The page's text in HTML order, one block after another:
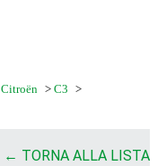
Citroën > C3 >
← TORNA ALLA LISTA